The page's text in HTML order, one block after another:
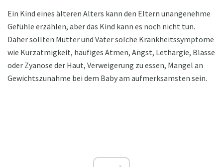
Ein Kind eines älteren Alters kann den Eltern unangenehme
Gefühle erzählen, aber das Kind kann es noch nicht tun.
Daher sollten Mütter und Väter solche Krankheitssymptome
wie Kurzatmigkeit, häufiges Atmen, Angst, Lethargie, Blässe
oder Zyanose der Haut, Verweigerung zu essen, Mangel an
Gewichtszunahme bei dem Baby am aufmerksamsten sein.